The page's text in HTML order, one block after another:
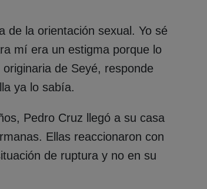
de la orientación sexual. Yo sé
mí era un estigma porque lo
de Seyé, responde
ya lo sabía.
Pedro Cruz llegó a su casa
Ellas reaccionaron con
de ruptura y no en su